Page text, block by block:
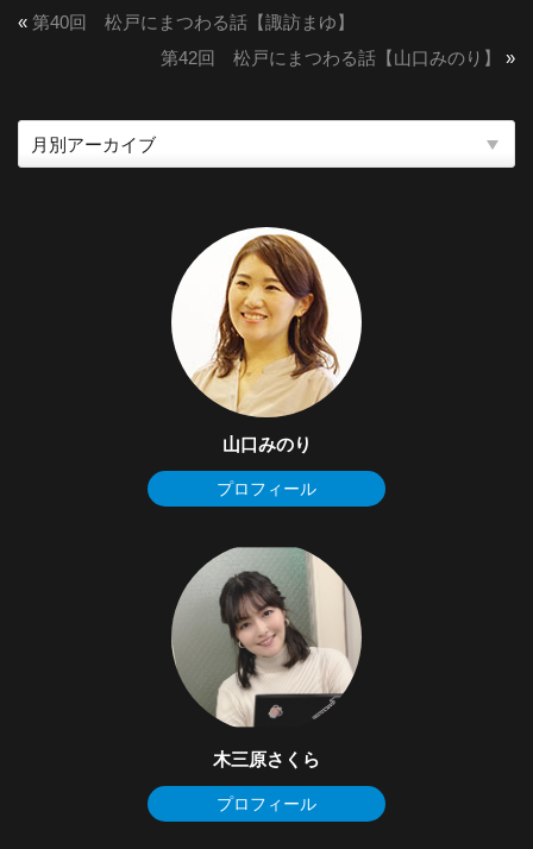
« 第40回 松戸にまつわる話【諏訪まゆ】
第42回 松戸にまつわる話【山口みのり】
»
山口みのり
プロフィール
木三原さくら
プロフィール